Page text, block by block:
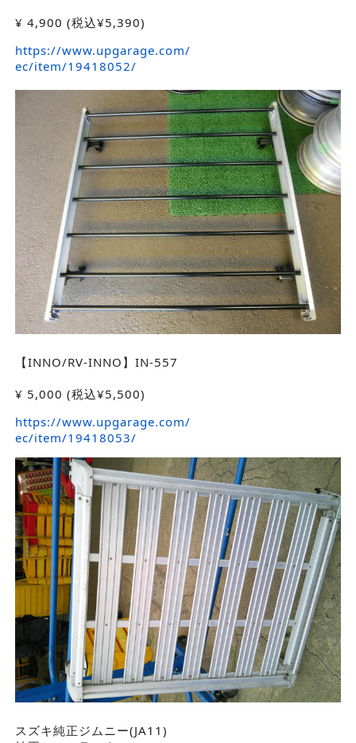
¥ 4,900 (税込¥5,390)
https://www.upgarage.com/
ec/item/19418052/
【INNO/RV-INNO】IN-557
¥ 5,000 (税込¥5,500)
https://www.upgarage.com/
ec/item/19418053/
スズキ純正ジムニー(JA11)